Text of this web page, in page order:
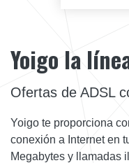
Yoigo la
Ofertas de ADSL
Yoigo te proporciona
conexión a Internet en
Megabytes y llamadas